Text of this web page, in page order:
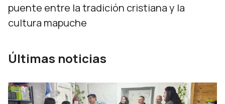
puente entre la tradición cristiana y la
cultura mapuche
Últimas noticias